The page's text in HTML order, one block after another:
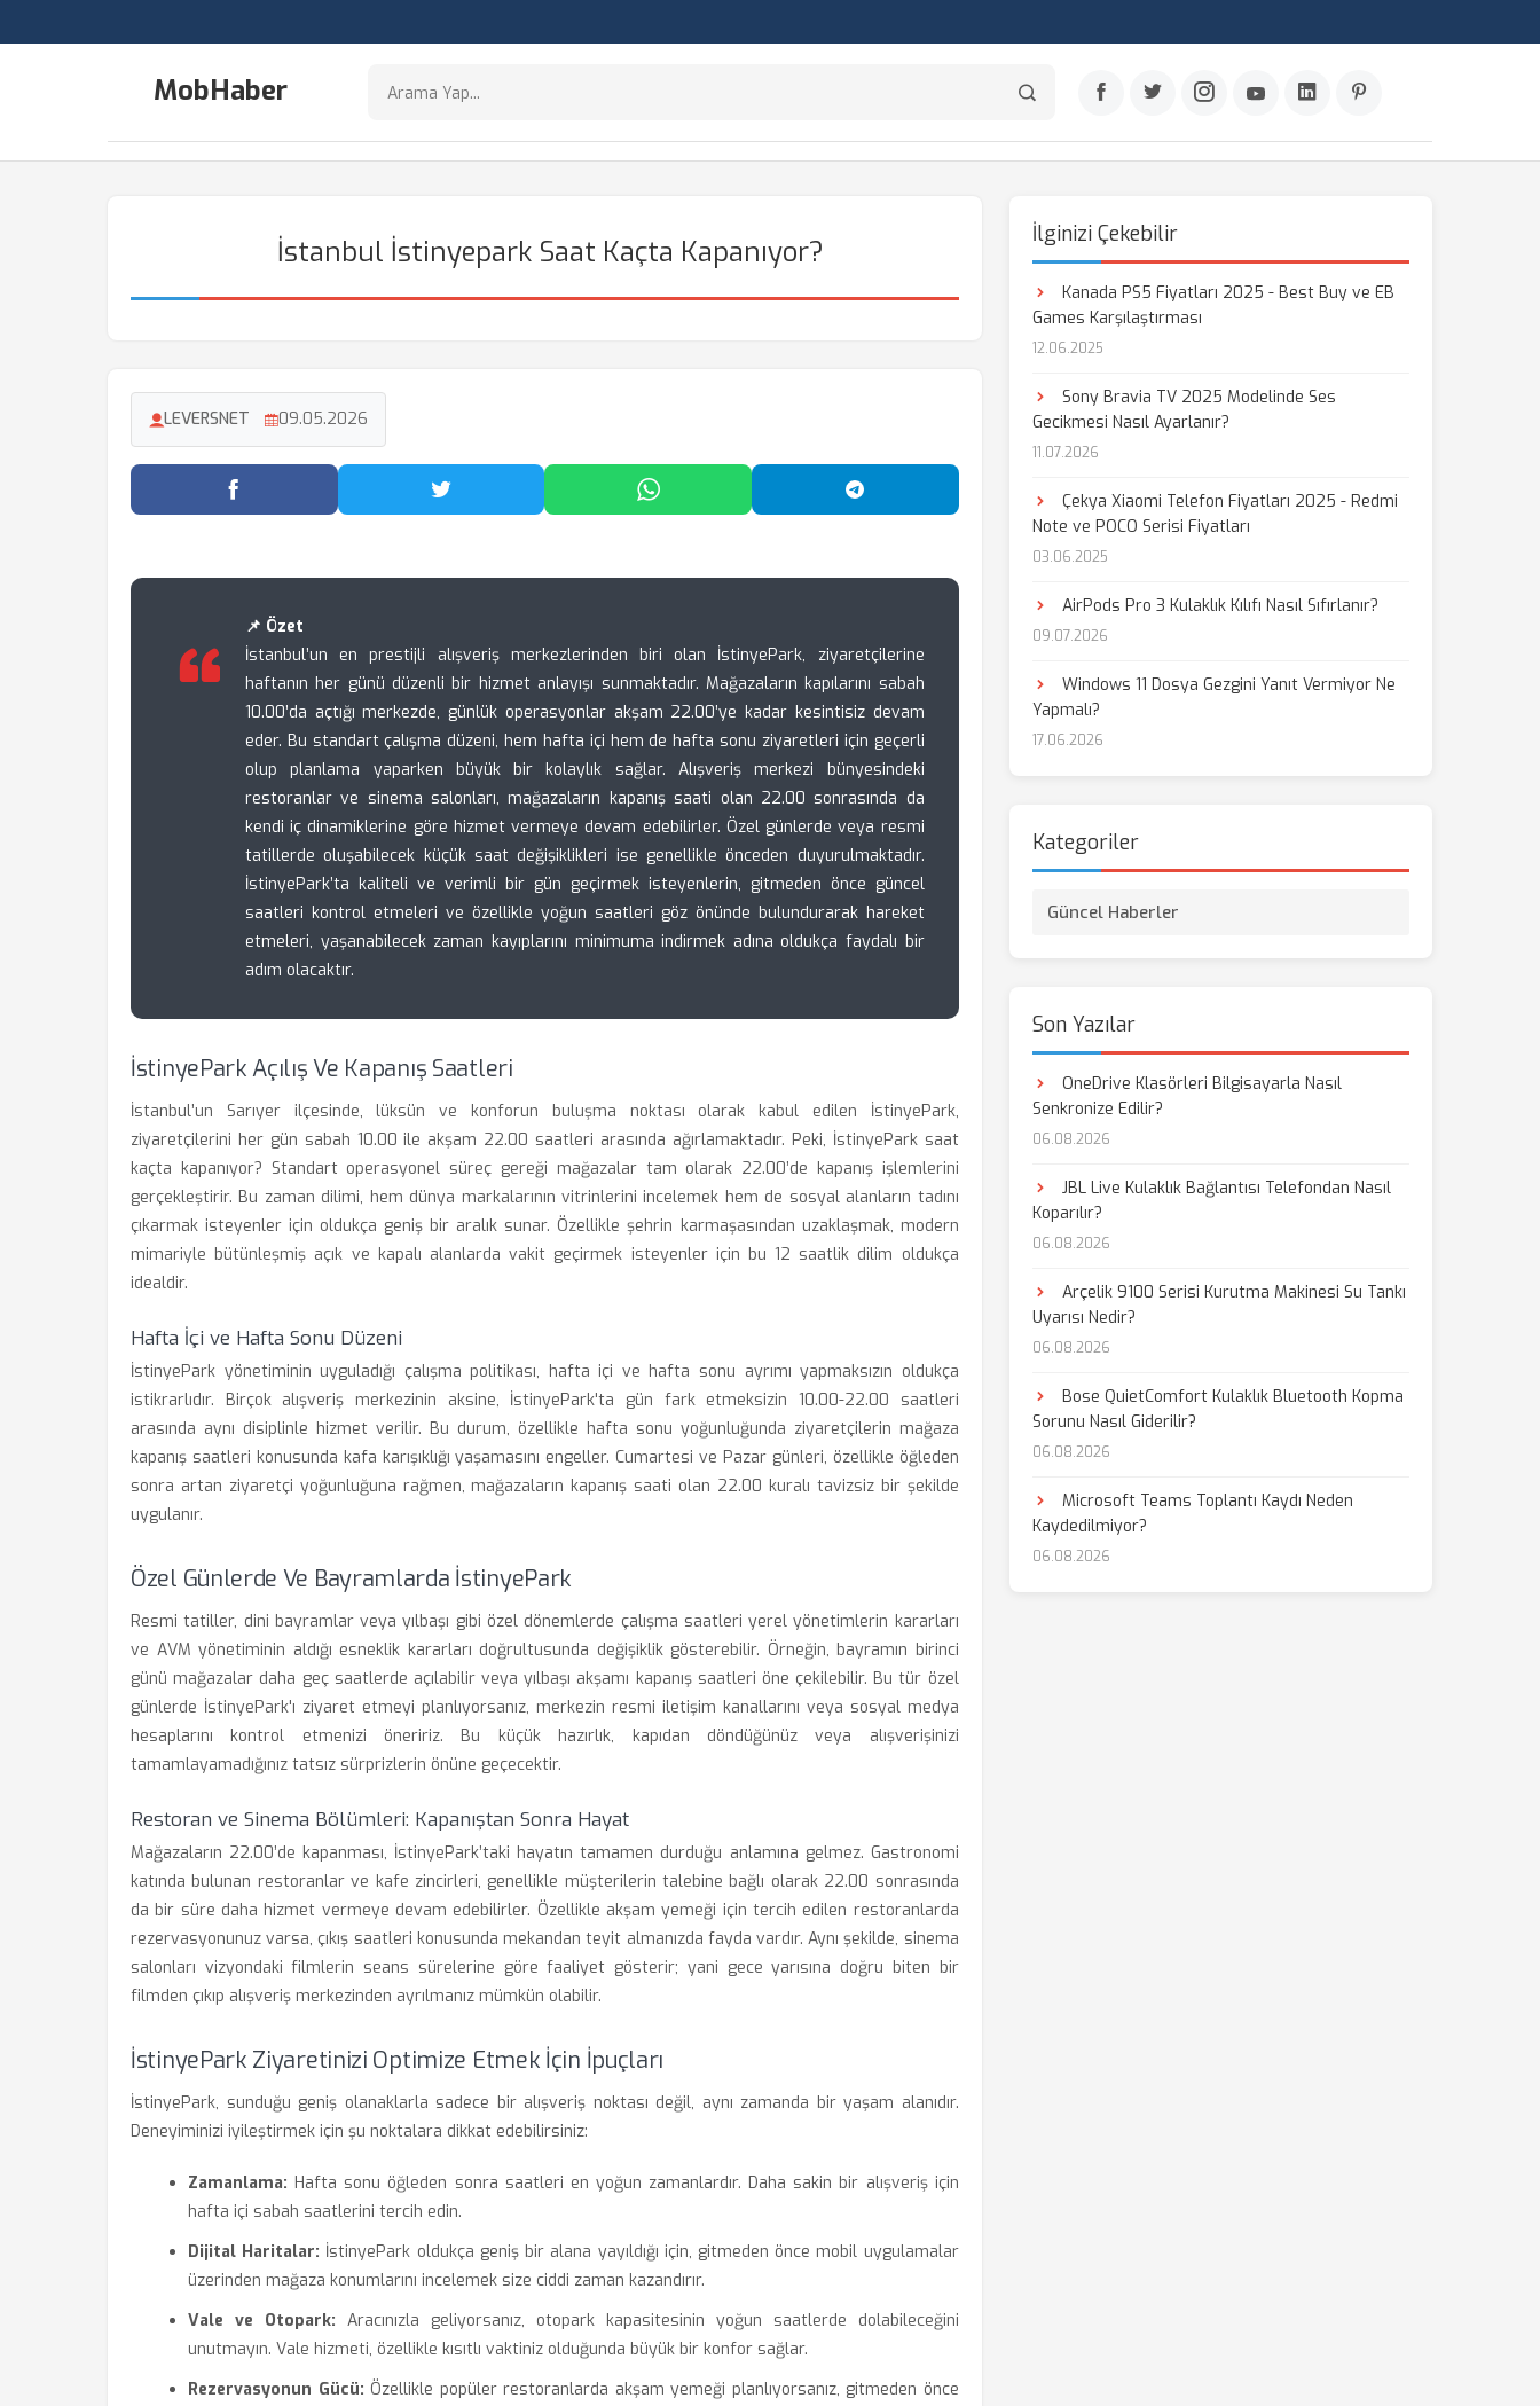
MobHaber
İstanbul İstinyepark Saat Kaçta Kapanıyor?
LEVERSNET 09.05.2026
Facebook'ta Paylaş Twitter'da Paylaş WhatsApp'ta Paylaş Telegram'da Paylaş
📌 Özet
İstanbul’un en prestijli alışveriş merkezlerinden biri olan İstinyePark, ziyaretçilerine
haftanın her günü düzenli bir hizmet anlayışı sunmaktadır. Mağazaların kapılarını sabah
10.00’da açtığı merkezde, günlük operasyonlar akşam 22.00’ye kadar kesintisiz devam
eder. Bu standart çalışma düzeni, hem hafta içi hem de hafta sonu ziyaretleri için geçerli
olup planlama yaparken büyük bir kolaylık sağlar. Alışveriş merkezi bünyesindeki
restoranlar ve sinema salonları, mağazaların kapanış saati olan 22.00 sonrasında da
kendi iç dinamiklerine göre hizmet vermeye devam edebilirler. Özel günlerde veya resmi
tatillerde oluşabilecek küçük saat değişiklikleri ise genellikle önceden duyurulmaktadır.
İstinyePark’ta kaliteli ve verimli bir gün geçirmek isteyenlerin, gitmeden önce güncel
saatleri kontrol etmeleri ve özellikle yoğun saatleri göz önünde bulundurarak hareket
etmeleri, yaşanabilecek zaman kayıplarını minimuma indirmek adına oldukça faydalı bir
adım olacaktır.
İstinyePark Açılış Ve Kapanış Saatleri
İstanbul’un Sarıyer ilçesinde, lüksün ve konforun buluşma noktası olarak kabul edilen İstinyePark,
ziyaretçilerini her gün sabah 10.00 ile akşam 22.00 saatleri arasında ağırlamaktadır. Peki, İstinyePark saat
kaçta kapanıyor? Standart operasyonel süreç gereği mağazalar tam olarak 22.00’de kapanış işlemlerini
gerçekleştirir. Bu zaman dilimi, hem dünya markalarının vitrinlerini incelemek hem de sosyal alanların tadını
çıkarmak isteyenler için oldukça geniş bir aralık sunar. Özellikle şehrin karmaşasından uzaklaşmak, modern
mimariyle bütünleşmiş açık ve kapalı alanlarda vakit geçirmek isteyenler için bu 12 saatlik dilim oldukça
idealdir.
Hafta İçi ve Hafta Sonu Düzeni
İstinyePark yönetiminin uyguladığı çalışma politikası, hafta içi ve hafta sonu ayrımı yapmaksızın oldukça
istikrarlıdır. Birçok alışveriş merkezinin aksine, İstinyePark'ta gün fark etmeksizin 10.00-22.00 saatleri
arasında aynı disiplinle hizmet verilir. Bu durum, özellikle hafta sonu yoğunluğunda ziyaretçilerin mağaza
kapanış saatleri konusunda kafa karışıklığı yaşamasını engeller. Cumartesi ve Pazar günleri, özellikle öğleden
sonra artan ziyaretçi yoğunluğuna rağmen, mağazaların kapanış saati olan 22.00 kuralı tavizsiz bir şekilde
uygulanır.
Özel Günlerde Ve Bayramlarda İstinyePark
Resmi tatiller, dini bayramlar veya yılbaşı gibi özel dönemlerde çalışma saatleri yerel yönetimlerin kararları
ve AVM yönetiminin aldığı esneklik kararları doğrultusunda değişiklik gösterebilir. Örneğin, bayramın birinci
günü mağazalar daha geç saatlerde açılabilir veya yılbaşı akşamı kapanış saatleri öne çekilebilir. Bu tür özel
günlerde İstinyePark'ı ziyaret etmeyi planlıyorsanız, merkezin resmi iletişim kanallarını veya sosyal medya
hesaplarını kontrol etmenizi öneririz. Bu küçük hazırlık, kapıdan döndüğünüz veya alışverişinizi
tamamlayamadığınız tatsız sürprizlerin önüne geçecektir.
Restoran ve Sinema Bölümleri: Kapanıştan Sonra Hayat
Mağazaların 22.00’de kapanması, İstinyePark’taki hayatın tamamen durduğu anlamına gelmez. Gastronomi
katında bulunan restoranlar ve kafe zincirleri, genellikle müşterilerin talebine bağlı olarak 22.00 sonrasında
da bir süre daha hizmet vermeye devam edebilirler. Özellikle akşam yemeği için tercih edilen restoranlarda
rezervasyonunuz varsa, çıkış saatleri konusunda mekandan teyit almanızda fayda vardır. Aynı şekilde, sinema
salonları vizyondaki filmlerin seans sürelerine göre faaliyet gösterir; yani gece yarısına doğru biten bir
filmden çıkıp alışveriş merkezinden ayrılmanız mümkün olabilir.
İstinyePark Ziyaretinizi Optimize Etmek İçin İpuçları
İstinyePark, sunduğu geniş olanaklarla sadece bir alışveriş noktası değil, aynı zamanda bir yaşam alanıdır.
Deneyiminizi iyileştirmek için şu noktalara dikkat edebilirsiniz:
Zamanlama: Hafta sonu öğleden sonra saatleri en yoğun zamanlardır. Daha sakin bir alışveriş için
hafta içi sabah saatlerini tercih edin.
Dijital Haritalar: İstinyePark oldukça geniş bir alana yayıldığı için, gitmeden önce mobil uygulamalar
üzerinden mağaza konumlarını incelemek size ciddi zaman kazandırır.
Vale ve Otopark: Aracınızla geliyorsanız, otopark kapasitesinin yoğun saatlerde dolabileceğini
unutmayın. Vale hizmeti, özellikle kısıtlı vaktiniz olduğunda büyük bir konfor sağlar.
Rezervasyonun Gücü: Özellikle popüler restoranlarda akşam yemeği planlıyorsanız, gitmeden önce
İlginizi Çekebilir
Kanada PS5 Fiyatları 2025 - Best Buy ve EB
Games Karşılaştırması
12.06.2025
Sony Bravia TV 2025 Modelinde Ses
Gecikmesi Nasıl Ayarlanır?
11.07.2026
Çekya Xiaomi Telefon Fiyatları 2025 - Redmi
Note ve POCO Serisi Fiyatları
03.06.2025
AirPods Pro 3 Kulaklık Kılıfı Nasıl Sıfırlanır?
09.07.2026
Windows 11 Dosya Gezgini Yanıt Vermiyor Ne
Yapmalı?
17.06.2026
Kategoriler
Güncel Haberler
Son Yazılar
OneDrive Klasörleri Bilgisayarla Nasıl
Senkronize Edilir?
06.08.2026
JBL Live Kulaklık Bağlantısı Telefondan Nasıl
Koparılır?
06.08.2026
Arçelik 9100 Serisi Kurutma Makinesi Su Tankı
Uyarısı Nedir?
06.08.2026
Bose QuietComfort Kulaklık Bluetooth Kopma
Sorunu Nasıl Giderilir?
06.08.2026
Microsoft Teams Toplantı Kaydı Neden
Kaydedilmiyor?
06.08.2026